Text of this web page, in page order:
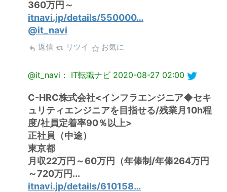
360万円～
itnavi.jp/details/550000…
@it_navi
返信 リツイ お気に
@it_navi： IT転職ナビ 2020-08-27 02:00
C-HRC株式会社<インフラエンジニア◆セキ
ュリティエンジニアを目指せる/残業月10h程
度/社員定着率90％以上>
正社員（中途）
東京都
月収22万円～60万円（年俸制/年俸264万円
～720万円...
itnavi.jp/details/610158…